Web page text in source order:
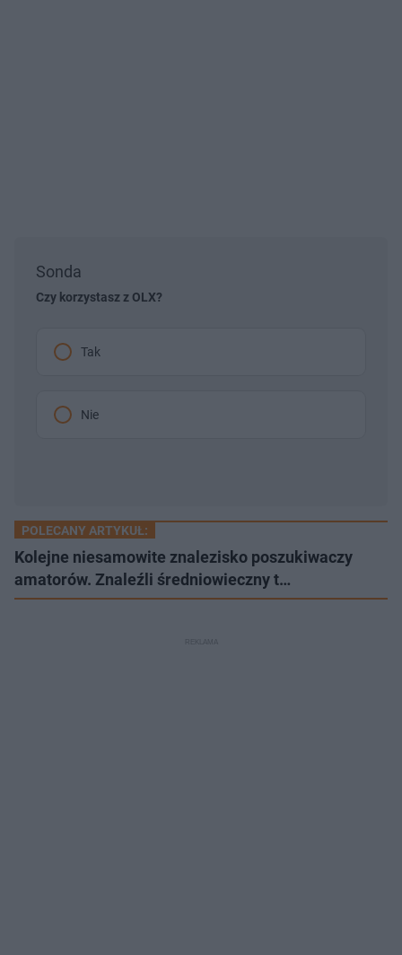
Sonda
Czy korzystasz z OLX?
Tak
Nie
POLECANY ARTYKUŁ:
Kolejne niesamowite znalezisko poszukiwaczy
amatorów. Znaleźli średniowieczny t…